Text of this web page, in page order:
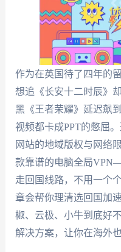
作为在英国待了四年的
想追《长安十二时辰》
黑《王者荣耀》延迟飙
视频都卡成PPT的憋屈
网站的地域版权与网络
款靠谱的电脑全局
走回国线路，不用一个
章会帮你理清选回国加
椒、云极、小牛到底好
解决方案，让你在海外